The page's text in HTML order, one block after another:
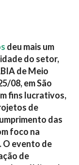
deu mais um
do setor,
de Meio
08, em São
fins lucrativos,
de
das
foco na
O evento de
de